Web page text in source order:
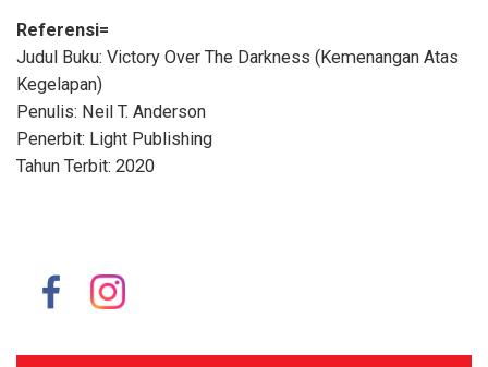
Referensi=
Judul Buku: Victory Over The Darkness (Kemenangan Atas
Kegelapan)
Penulis: Neil T. Anderson
Penerbit: Light Publishing
Tahun Terbit: 2020